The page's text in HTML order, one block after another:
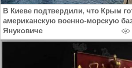
В Киеве подтвердили, что Крым
американскую военно-морскую
Януковиче